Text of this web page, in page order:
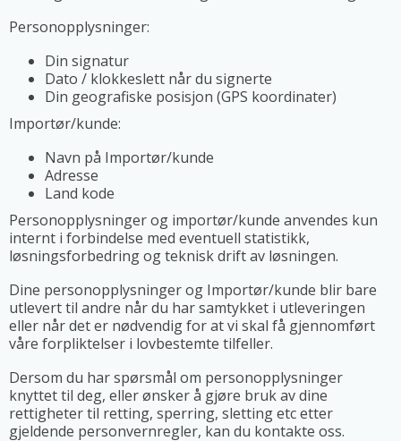
Personopplysninger:
Din signatur
Dato / klokkeslett når du signerte
Din geografiske posisjon (GPS koordinater)
Importør/kunde:
Navn på Importør/kunde
Adresse
Land kode
Personopplysninger og importør/kunde anvendes kun
internt i forbindelse med eventuell statistikk,
løsningsforbedring og teknisk drift av løsningen.
Dine personopplysninger og Importør/kunde blir bare
utlevert til andre når du har samtykket i utleveringen
eller når det er nødvendig for at vi skal få gjennomført
våre forpliktelser i lovbestemte tilfeller.
Dersom du har spørsmål om personopplysninger
knyttet til deg, eller ønsker å gjøre bruk av dine
rettigheter til retting, sperring, sletting etc etter
gjeldende personvernregler, kan du kontakte oss.